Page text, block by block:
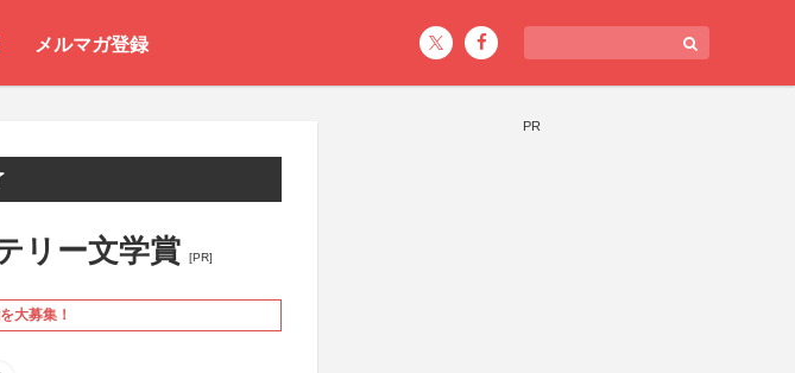
メルマガ登録
リー文学賞 [PR]
大募集！
PR